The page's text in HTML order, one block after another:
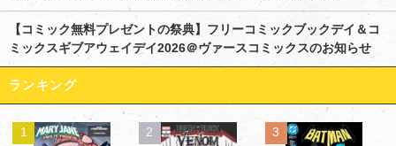
【コミック無料プレゼントの祭典】フリーコミックブックデイ＆コ
ミックスギブアウェイデイ2026＠ヴァースコミックスのお知らせ
ランキング
1 2 3